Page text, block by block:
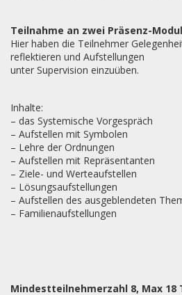
Teilnahme an zwei Präsenz-
Hier haben die Teilnehmer
reflektieren und Aufstellungen
unter Supervision einzuüben.
Inhalte:
– das Systemische Vorgespräch
– Aufstellen mit Symbolen
– Lehre der Ordnungen
– Aufstellen mit Repräsentanten
– Ziele- und Werteaufstellen
– Lösungsaufstellungen
– Aufstellen des ausgeblendeten
– Familienaufstellungen
Mindestteilnehmerzahl 8, Max 18